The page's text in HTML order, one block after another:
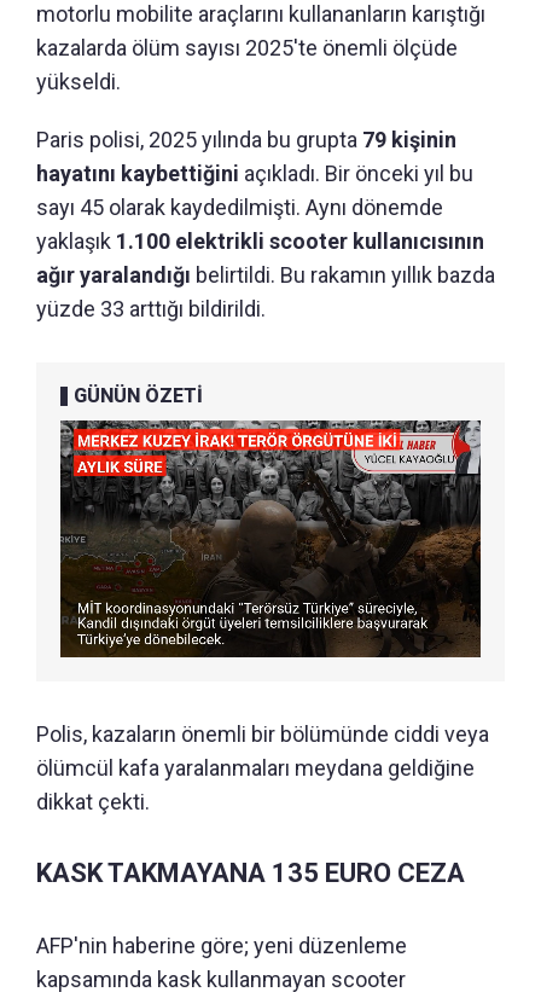
motorlu mobilite araçlarını kullananların karıştığı
kazalarda ölüm sayısı 2025'te önemli ölçüde
yükseldi.
Paris polisi, 2025 yılında bu grupta 79 kişinin
hayatını kaybettiğini açıkladı. Bir önceki yıl bu
sayı 45 olarak kaydedilmişti. Aynı dönemde
yaklaşık 1.100 elektrikli scooter kullanıcısının
ağır yaralandığı belirtildi. Bu rakamın yıllık bazda
yüzde 33 arttığı bildirildi.
GÜNÜN ÖZETİ
Polis, kazaların önemli bir bölümünde ciddi veya
ölümcül kafa yaralanmaları meydana geldiğine
dikkat çekti.
KASK TAKMAYANA 135 EURO CEZA
AFP'nin haberine göre; yeni düzenleme
kapsamında kask kullanmayan scooter